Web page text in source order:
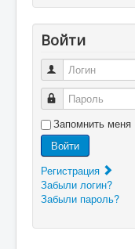
Войти
Логин
Пароль
Запомнить меня
Войти
Регистрация
Забыли логин?
Забыли пароль?